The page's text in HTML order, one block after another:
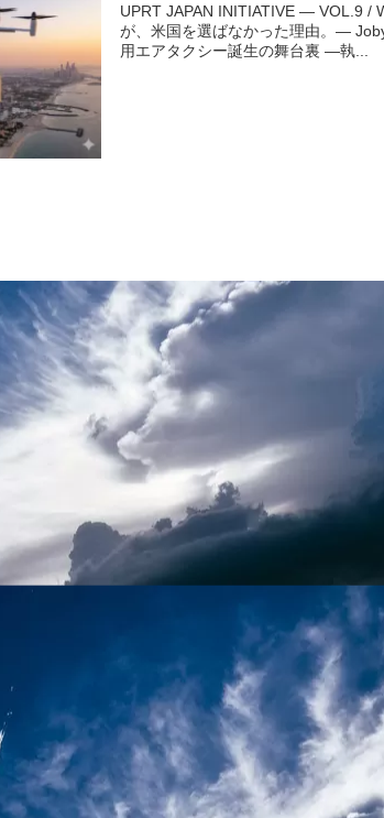
UPRT JAPAN INITIATIVE — VOL.9 /
が、米国を選ばなかった理由。—
用エアタクシー誕生の舞台裏 —執...